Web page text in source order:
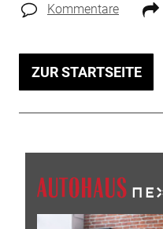
Kommentare
ZUR STARTSEITE